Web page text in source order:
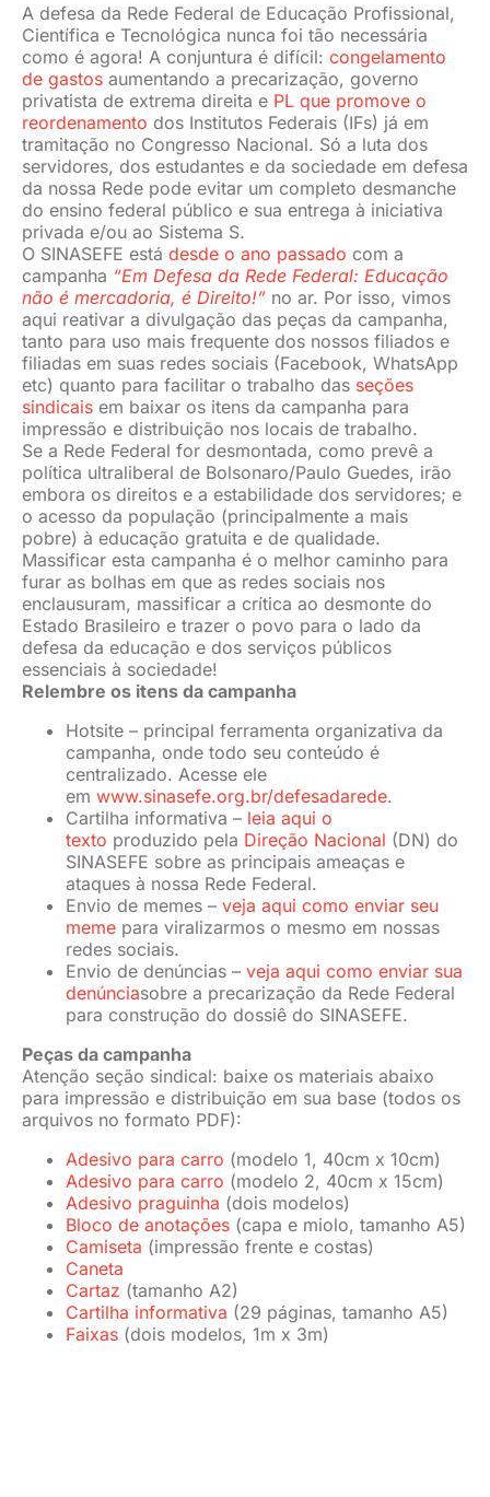
CONTATO
A defesa da Rede Federal de Educação Profissional,
Científica e Tecnológica nunca foi tão necessária
como é agora! A conjuntura é difícil: congelamento
de gastosaumentando a precarização, governo
privatista de extrema direita e PL que promove o
reordenamento dos Institutos Federais (IFs) já em
tramitação no Congresso Nacional. Só a luta dos
servidores, dos estudantes e da sociedade em defesa
da nossa Rede pode evitar um completo desmanche
do ensino federal público e sua entrega à iniciativa
privada e/ou ao Sistema S.
O SINASEFE está desde o ano passado com a
campanha “Em Defesa da Rede Federal: Educação
não é mercadoria, é Direito!”no ar. Por isso, vimos
aqui reativar a divulgação das peças da campanha,
tanto para uso mais frequente dos nossos filiados e
filiadas em suas redes sociais (Facebook, WhatsApp
etc) quanto para facilitar o trabalho das seções
sindicaisem baixar os itens da campanha para
impressão e distribuição nos locais de trabalho.
Se a Rede Federal for desmontada, como prevê a
política ultraliberal de Bolsonaro/Paulo Guedes, irão
embora os direitos e a estabilidade dos servidores; e
o acesso da população (principalmente a mais
pobre) à educação gratuita e de qualidade.
Massificar esta campanha é o melhor caminho para
furar as bolhas em que as redes sociais nos
enclausuram, massificar a crítica ao desmonte do
Estado Brasileiro e trazer o povo para o lado da
defesa da educação e dos serviços públicos
essenciais à sociedade!
Relembre os itens da campanha
Hotsite – principal ferramenta organizativa da
campanha, onde todo seu conteúdo é
centralizado. Acesse ele
em www.sinasefe.org.br/defesadarede.
Cartilha informativa – leia aqui o
texto produzido pela Direção Nacional (DN) do
SINASEFE sobre as principais ameaças e
ataques à nossa Rede Federal.
Envio de memes – veja aqui como enviar seu
memepara viralizarmos o mesmo em nossas
redes sociais.
Envio de denúncias – veja aqui como enviar sua
denúnciasobre a precarização da Rede Federal
para construção do dossiê do SINASEFE.
Peças da campanha
Atenção seção sindical: baixe os materiais abaixo
para impressão e distribuição em sua base (todos os
arquivos no formato PDF):
Adesivo para carro (modelo 1, 40cm x 10cm)
Adesivo para carro (modelo 2, 40cm x 15cm)
Adesivo praguinha (dois modelos)
Bloco de anotações(capa e miolo, tamanho A5)
Camiseta (impressão frente e costas)
Caneta
Cartaz (tamanho A2)
Cartilha informativa (29 páginas, tamanho A5)
Faixas(dois modelos, 1m x 3m)